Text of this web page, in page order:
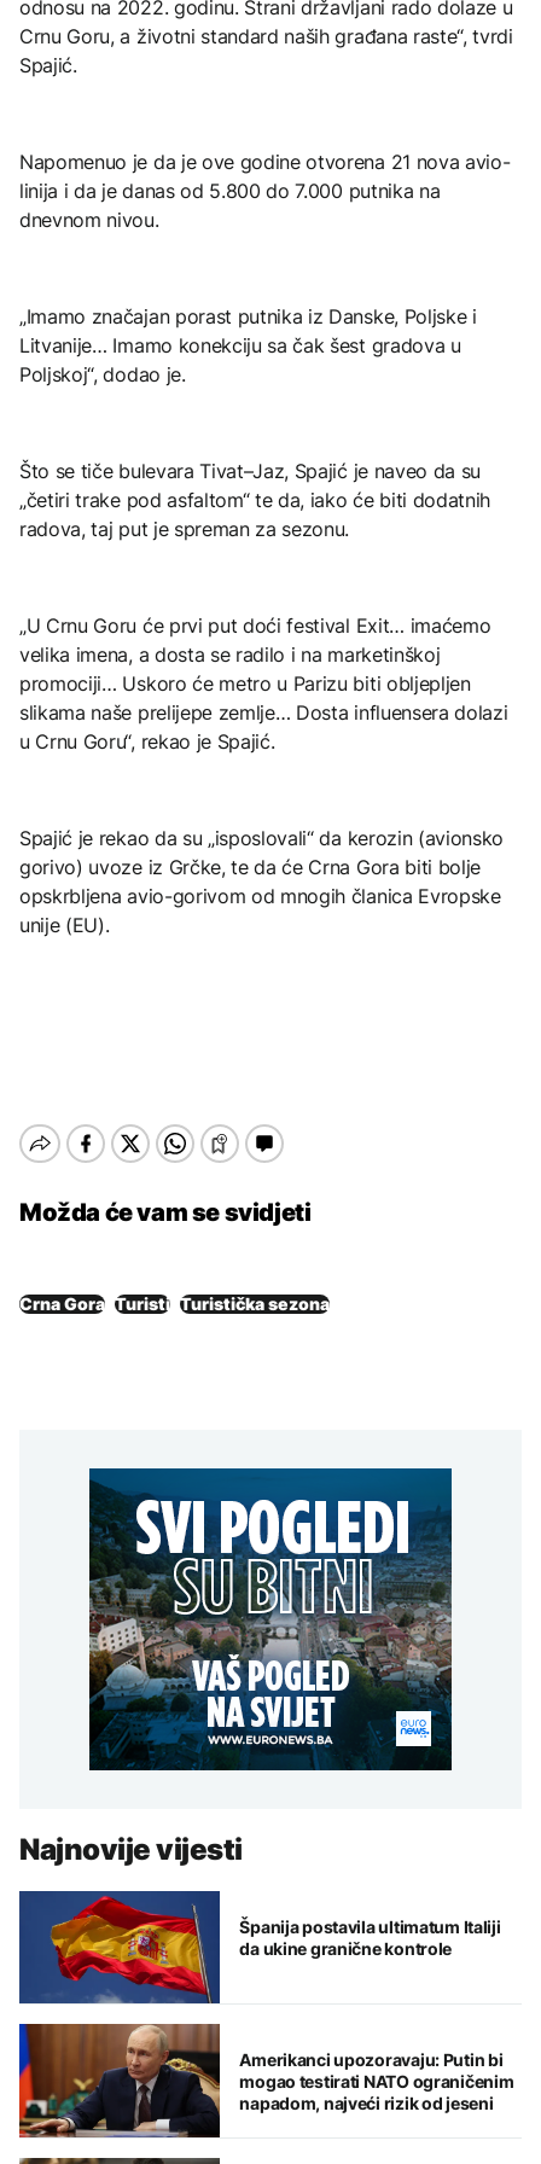
odnosu na 2022. godinu. Strani državljani rado dolaze u
Crnu Goru, a životni standard naših građana raste“, tvrdi
Spajić.
Napomenuo je da je ove godine otvorena 21 nova avio-
linija i da je danas od 5.800 do 7.000 putnika na
dnevnom nivou.
„Imamo značajan porast putnika iz Danske, Poljske i
Litvanije… Imamo konekciju sa čak šest gradova u
Poljskoj“, dodao je.
Što se tiče bulevara Tivat–Jaz, Spajić je naveo da su
„četiri trake pod asfaltom“ te da, iako će biti dodatnih
radova, taj put je spreman za sezonu.
„U Crnu Goru će prvi put doći festival Exit… imaćemo
velika imena, a dosta se radilo i na marketinškoj
promociji… Uskoro će metro u Parizu biti obljepljen
slikama naše prelijepе zemlje… Dosta influensera dolazi
u Crnu Goru“, rekao je Spajić.
Spajić je rekao da su „isposlovali“ da kerozin (avionsko
gorivo) uvoze iz Grčke, te da će Crna Gora biti bolje
opskrbljena avio-gorivom od mnogih članica Evropske
unije (EU).
Možda će vam se svidjeti
Crna Gora Turisti Turistička sezona
Najnovije vijesti
Španija postavila ultimatum Italiji
da ukine granične kontrole
Amerikanci upozoravaju: Putin bi
mogao testirati NATO ograničenim
napadom, najveći rizik od jeseni